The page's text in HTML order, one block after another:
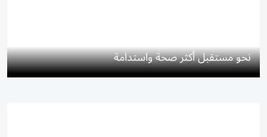
نحو مستقبل أكثر صحة واستدامة